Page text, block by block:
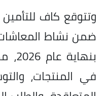
وتتوقع كاف
ضمن نشاط
في المنتجات،